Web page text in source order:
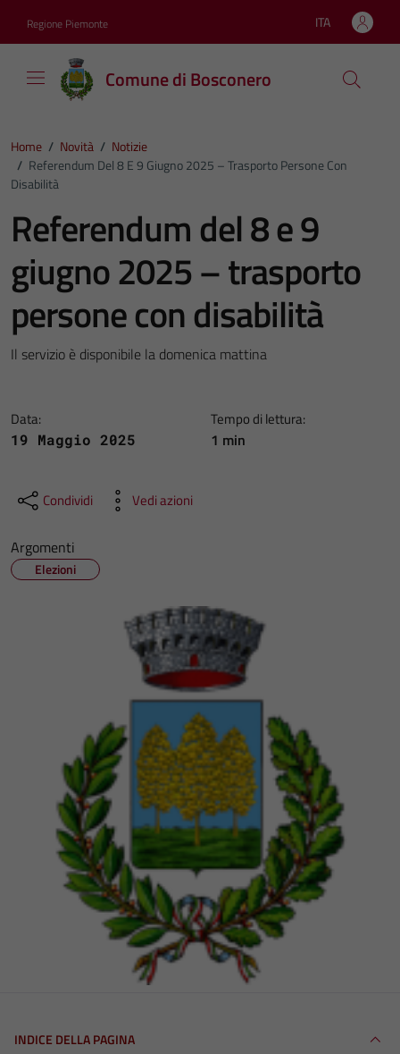
Regione Piemonte Lingua attiva:
ITA
Comune di Bosconero
Home / Novità / Notizie
/ Referendum Del 8 E 9 Giugno 2025 – Trasporto Persone Con
Disabilità
Referendum del 8 e 9
giugno 2025 – trasporto
persone con disabilità
Il servizio è disponibile la domenica mattina
Data:
19 Maggio 2025
Tempo di lettura:
1 min
Condividi Vedi azioni
Argomenti
Elezioni
INDICE DELLA PAGINA